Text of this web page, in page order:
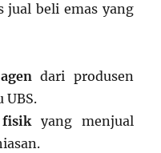
jual beli emas yang
dari produsen
UBS.
yang menjual